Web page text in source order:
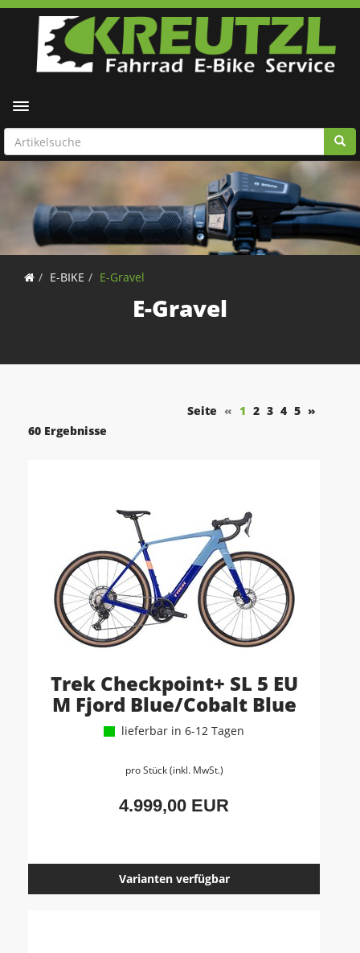
Toggle navigation
E-BIKE E-Gravel
E-Gravel
Seite « 1 2 3 4 5 »
60 Ergebnisse
Trek Checkpoint+ SL 5 EU
M Fjord Blue/Cobalt Blue
lieferbar in 6-12 Tagen
pro Stück (inkl. MwSt.)
4.999,00 EUR
Varianten verfügbar